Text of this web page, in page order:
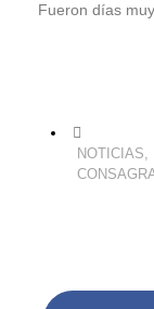
Fueron días
NOTICIAS,